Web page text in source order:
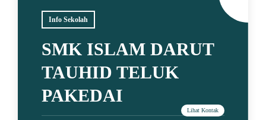
Info Sekolah
SMK ISLAM DARUT
TAUHID TELUK
PAKEDAI